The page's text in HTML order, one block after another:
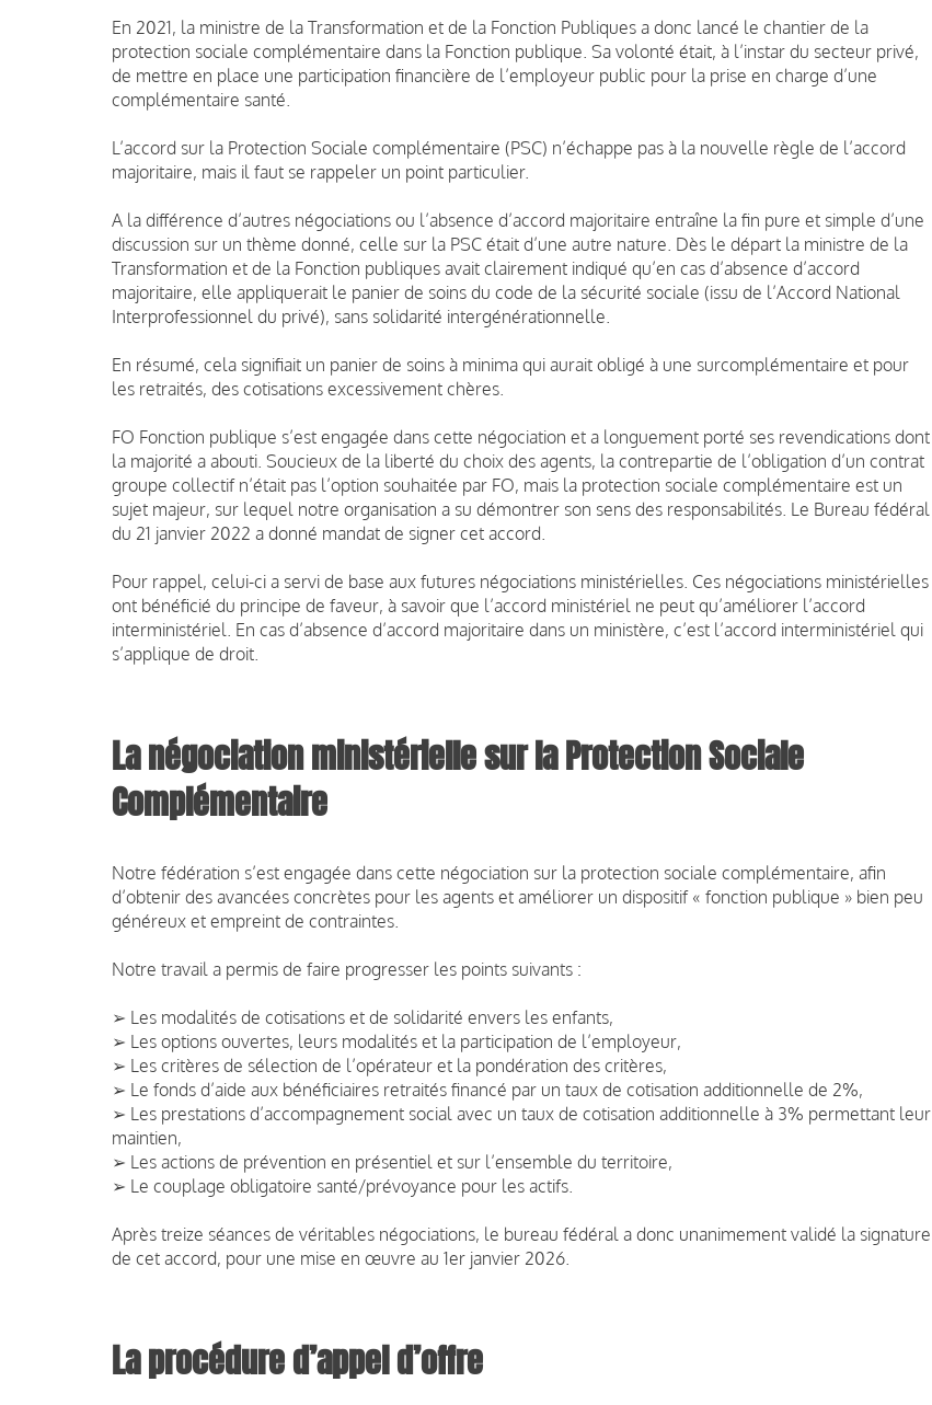
En 2021, la ministre de la Transformation et de la Fonction Publiques a donc lancé le chantier de la
protection sociale complémentaire dans la Fonction publique. Sa volonté était, à l’instar du secteur privé,
de mettre en place une participation financière de l’employeur public pour la prise en charge d’une
complémentaire santé.
L’accord sur la Protection Sociale complémentaire (PSC) n’échappe pas à la nouvelle règle de l’accord
majoritaire, mais il faut se rappeler un point particulier.
A la différence d’autres négociations ou l’absence d’accord majoritaire entraîne la fin pure et simple d’une
discussion sur un thème donné, celle sur la PSC était d’une autre nature. Dès le départ la ministre de la
Transformation et de la Fonction publiques avait clairement indiqué qu’en cas d’absence d’accord
majoritaire, elle appliquerait le panier de soins du code de la sécurité sociale (issu de l’Accord National
Interprofessionnel du privé), sans solidarité intergénérationnelle.
En résumé, cela signifiait un panier de soins à minima qui aurait obligé à une surcomplémentaire et pour
les retraités, des cotisations excessivement chères.
FO Fonction publique s’est engagée dans cette négociation et a longuement porté ses revendications dont
la majorité a abouti. Soucieux de la liberté du choix des agents, la contrepartie de l’obligation d’un contrat
groupe collectif n’était pas l’option souhaitée par FO, mais la protection sociale complémentaire est un
sujet majeur, sur lequel notre organisation a su démontrer son sens des responsabilités. Le Bureau fédéral
du 21 janvier 2022 a donné mandat de signer cet accord.
Pour rappel, celui-ci a servi de base aux futures négociations ministérielles. Ces négociations ministérielles
ont bénéficié du principe de faveur, à savoir que l’accord ministériel ne peut qu’améliorer l’accord
interministériel. En cas d’absence d’accord majoritaire dans un ministère, c’est l’accord interministériel qui
s’applique de droit.
La négociation ministérielle sur la Protection Sociale
Complémentaire
Notre fédération s’est engagée dans cette négociation sur la protection sociale complémentaire, afin
d’obtenir des avancées concrètes pour les agents et améliorer un dispositif « fonction publique » bien peu
généreux et empreint de contraintes.
Notre travail a permis de faire progresser les points suivants :
➢ Les modalités de cotisations et de solidarité envers les enfants,
➢ Les options ouvertes, leurs modalités et la participation de l’employeur,
➢ Les critères de sélection de l’opérateur et la pondération des critères,
➢ Le fonds d’aide aux bénéficiaires retraités financé par un taux de cotisation additionnelle de 2%,
➢ Les prestations d’accompagnement social avec un taux de cotisation additionnelle à 3% permettant leur
maintien,
➢ Les actions de prévention en présentiel et sur l’ensemble du territoire,
➢ Le couplage obligatoire santé/prévoyance pour les actifs.
Après treize séances de véritables négociations, le bureau fédéral a donc unanimement validé la signature
de cet accord, pour une mise en œuvre au 1er janvier 2026.
La procédure d’appel d’offre